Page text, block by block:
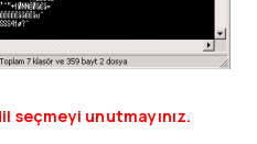
seçmeyi unutmayınız.